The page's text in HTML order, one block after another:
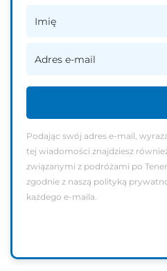
Podając swój adres e-mail,
tej wiadomości znajdziesz
związanymi z podróżami po
zgodnie z naszą polityką
każdego e-maila.